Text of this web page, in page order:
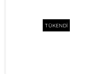
TÜKENDİ